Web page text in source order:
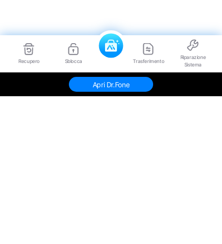
Recupero Sblocca Trasferimento
Riparazione
Sistema
Apri Dr.Fone